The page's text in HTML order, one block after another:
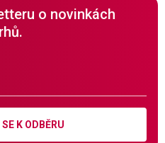
o novinkách
K ODBĚRU